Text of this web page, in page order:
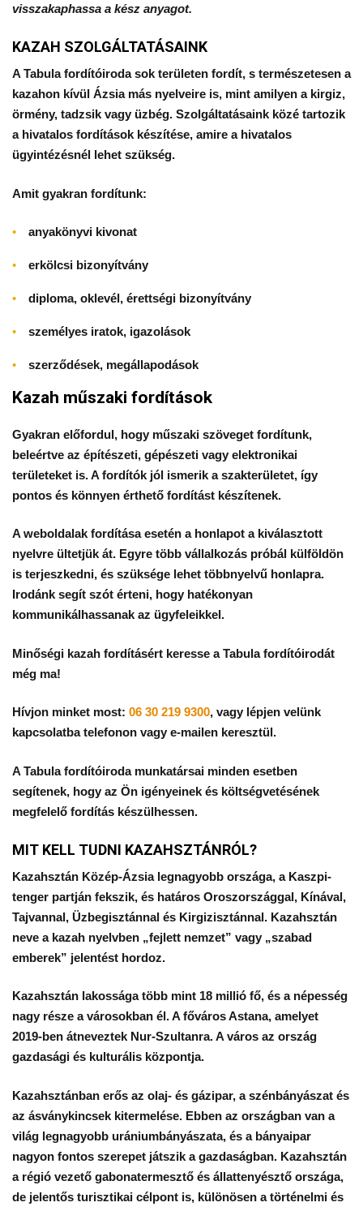
visszakaphassa a kész anyagot.
KAZAH SZOLGÁLTATÁSAINK
A Tabula fordítóiroda sok területen fordít, s természetesen a
kazahon kívül Ázsia más nyelveire is, mint amilyen a kirgiz,
örmény, tadzsik vagy üzbég. Szolgáltatásaink közé tartozik
a hivatalos fordítások készítése, amire a hivatalos
ügyintézésnél lehet szükség.
Amit gyakran fordítunk:
anyakönyvi kivonat
erkölcsi bizonyítvány
diploma, oklevél, érettségi bizonyítvány
személyes iratok, igazolások
szerződések, megállapodások
Kazah műszaki fordítások
Gyakran előfordul, hogy műszaki szöveget fordítunk,
beleértve az építészeti, gépészeti vagy elektronikai
területeket is. A fordítók jól ismerik a szakterületet, így
pontos és könnyen érthető fordítást készítenek.
A weboldalak fordítása esetén a honlapot a kiválasztott
nyelvre ültetjük át. Egyre több vállalkozás próbál külföldön
is terjeszkedni, és szüksége lehet többnyelvű honlapra.
Irodánk segít szót érteni, hogy hatékonyan
kommunikálhassanak az ügyfeleikkel.
Minőségi kazah fordításért keresse a Tabula fordítóirodát
még ma!
Hívjon minket most: 06 30 219 9300, vagy lépjen velünk
kapcsolatba telefonon vagy e-mailen keresztül.
A Tabula fordítóiroda munkatársai minden esetben
segítenek, hogy az Ön igényeinek és költségvetésének
megfelelő fordítás készülhessen.
MIT KELL TUDNI KAZAHSZTÁNRÓL?
Kazahsztán Közép-Ázsia legnagyobb országa, a Kaszpi-
tenger partján fekszik, és határos Oroszországgal, Kínával,
Tajvannal, Üzbegisztánnal és Kirgizisztánnal. Kazahsztán
neve a kazah nyelvben „fejlett nemzet” vagy „szabad
emberek” jelentést hordoz.
Kazahsztán lakossága több mint 18 millió fő, és a népesség
nagy része a városokban él. A főváros Astana, amelyet
2019-ben átneveztek Nur-Szultanra. A város az ország
gazdasági és kulturális központja.
Kazahsztánban erős az olaj- és gázipar, a szénbányászat és
az ásványkincsek kitermelése. Ebben az országban van a
világ legnagyobb urániumbányászata, és a bányaipar
nagyon fontos szerepet játszik a gazdaságban. Kazahsztán
a régió vezető gabonatermesztő és állattenyésztő országa,
de jelentős turisztikai célpont is, különösen a történelmi és